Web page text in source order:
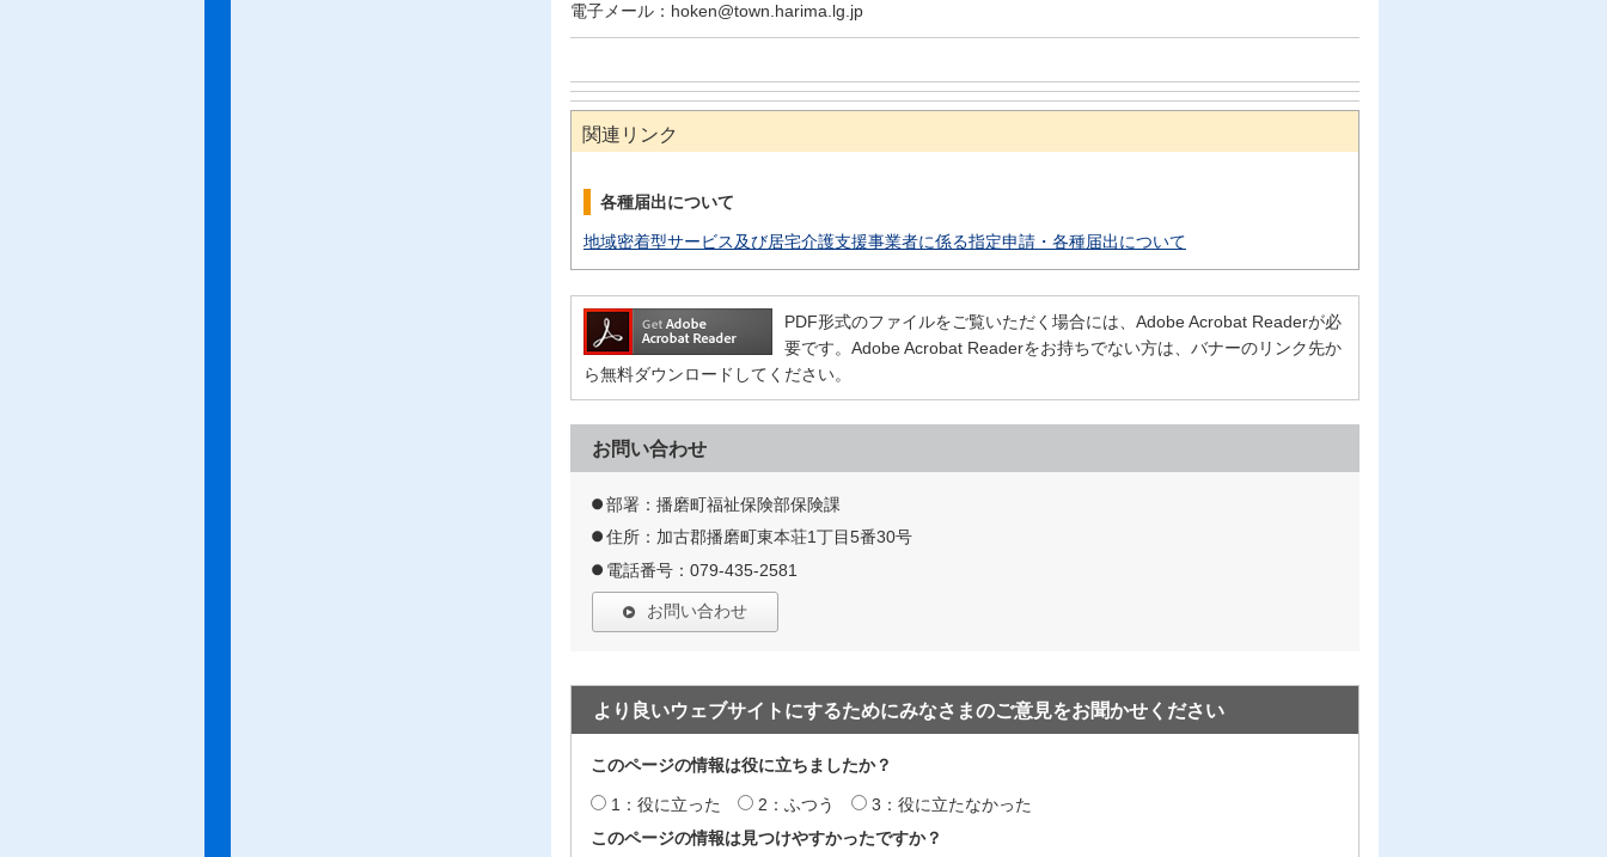
電子メール： hoken@town.harima.lg.jp
関連リンク
各種届出について
地域密着型サービス及び居宅介護支援事業者に係る指定申請・各種届出について
PDF形式のファイルをご覧いただく場合には、Adobe Acrobat Readerが必
要です。Adobe Acrobat Readerをお持ちでない方は、バナーのリンク先か
ら無料ダウンロードしてください。
お問い合わせ
部署：播磨町福祉保険部保険課
住所：加古郡播磨町東本荘1丁目5番30号
電話番号：079-435-2581
お問い合わせ
より良いウェブサイトにするためにみなさまのご意見をお聞かせください
このページの情報は役に立ちましたか？
1：役に立った 2：ふつう
3：役に立たなかった
このページの情報は見つけやすかったですか？